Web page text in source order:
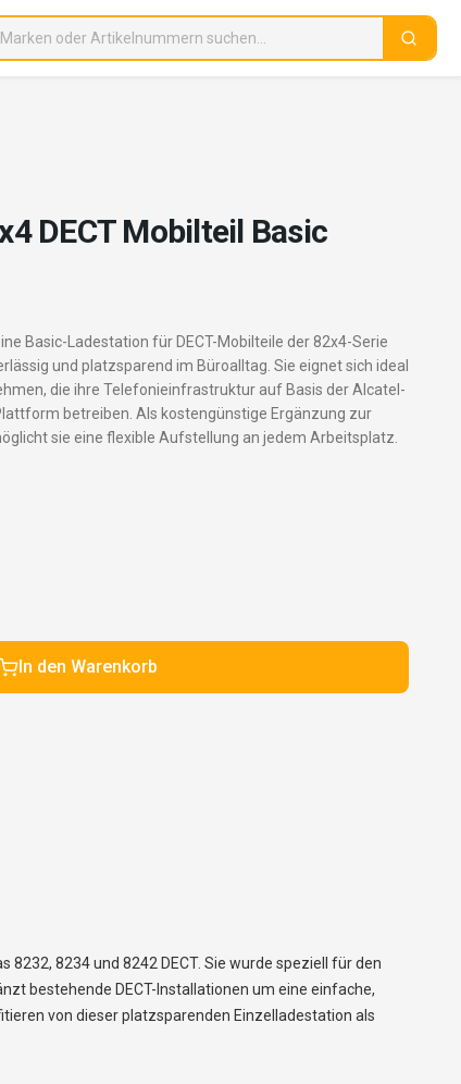
DECT Mobilteil Basic
Basic-Ladestation für DECT-Mobilteile der 82x4-Serie
und platzsparend im Büroalltag. Sie eignet sich ideal
die ihre Telefonieinfrastruktur auf Basis der Alcatel-
betreiben. Als kostengünstige Ergänzung zur
sie eine flexible Aufstellung an jedem Arbeitsplatz.
In den Warenkorb
8234 und 8242 DECT. Sie wurde speziell für den
bestehende DECT-Installationen um eine einfache,
von dieser platzsparenden Einzelladestation als